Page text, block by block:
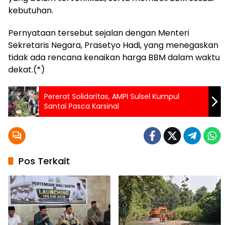
kebutuhan.
Pernyataan tersebut sejalan dengan Menteri
Sekretaris Negara, Prasetyo Hadi, yang menegaskan
tidak ada rencana kenaikan harga BBM dalam waktu
dekat.(*)
Pererat Solidaritas, AMPI Sulsel Kumpul
Santai Pasca Karsinal
Pos Terkait